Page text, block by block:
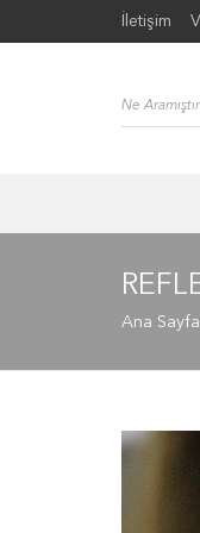
İletişim
Ana Sayfa